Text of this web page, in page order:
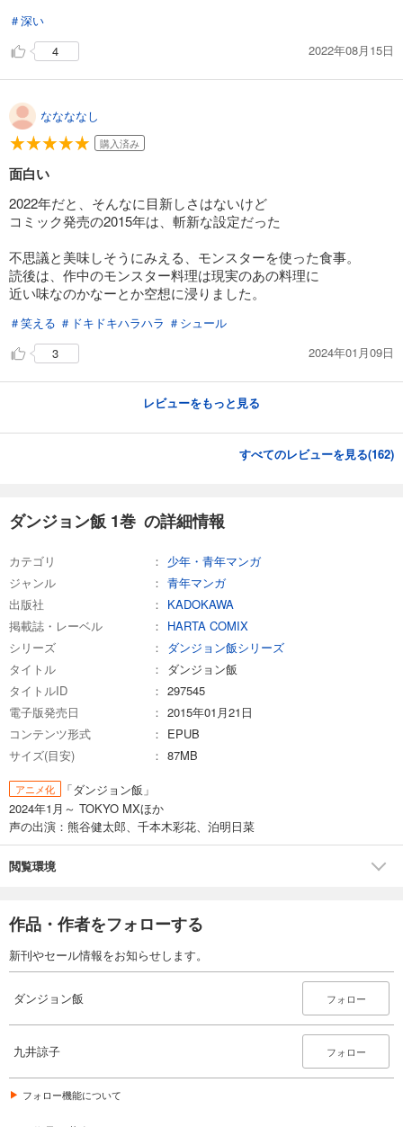
＃深い
4
2022年08月15日
ななななし
購入済み
面白い
2022年だと、そんなに目新しさはないけど
コミック発売の2015年は、斬新な設定だった
不思議と美味しそうにみえる、モンスターを使った食事。
読後は、作中のモンスター料理は現実のあの料理に
近い味なのかなーとか空想に浸りました。
＃笑える ＃ドキドキハラハラ ＃シュール
3
2024年01月09日
レビューをもっと見る
すべてのレビューを見る(162)
ダンジョン飯 1巻 の詳細情報
カテゴリ
少年・青年マンガ
ジャンル
青年マンガ
出版社
KADOKAWA
掲載誌・レーベル
HARTA COMIX
シリーズ
ダンジョン飯シリーズ
タイトル
ダンジョン飯
タイトルID
297545
電子版発売日
2015年01月21日
コンテンツ形式
EPUB
サイズ(目安)
87MB
アニメ化
「ダンジョン飯」
2024年1月～ TOKYO MXほか
声の出演：熊谷健太郎、千本木彩花、泊明日菜
閲覧環境
作品・作者をフォローする
新刊やセール情報をお知らせします。
ダンジョン飯 フォロー
九井諒子 フォロー
フォロー機能について